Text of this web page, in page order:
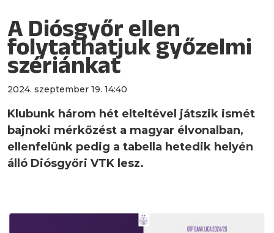
A Diósgyőr ellen
folytathatjuk győzelmi
szériánkat
2024. szeptember 19. 14:40
Klubunk három hét elteltével játszik ismét
bajnoki mérkőzést a magyar élvonalban,
ellenfelünk pedig a tabella hetedik helyén
álló Diósgyőri VTK lesz.